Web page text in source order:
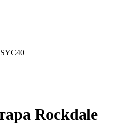
SYC40
Rockdale